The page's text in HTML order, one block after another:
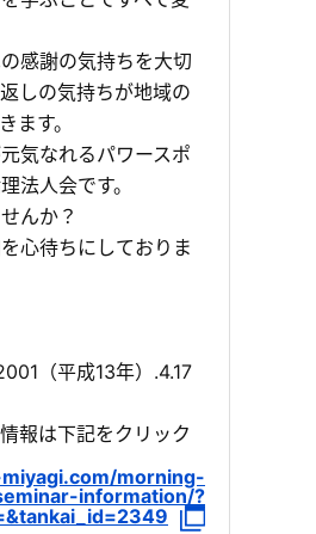
感謝の気持ちを大切
しの気持ちが地域の
ます。
気なれるパワースポ
法人会です。
んか？
心待ちにしておりま
（平成13年）.4.17
報は下記をクリック
morning-
information/?